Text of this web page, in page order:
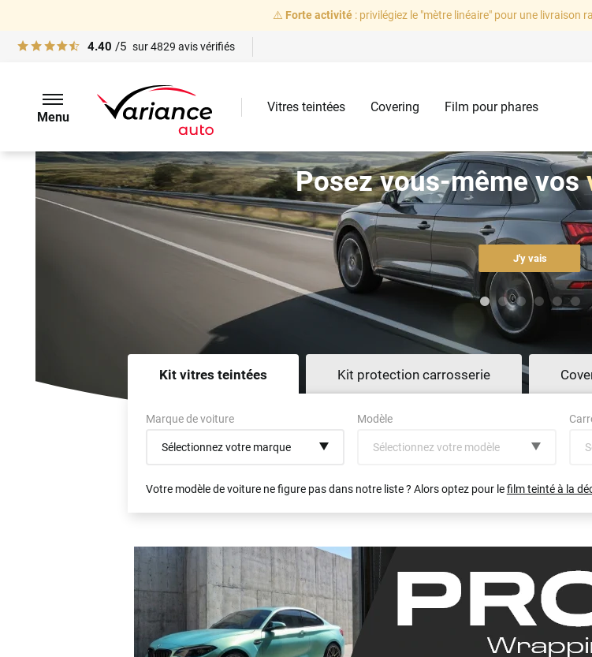
⚠️ Forte activité: privilégiez le "mètre linéaire" pour une livraison
4.40 /5 sur4829 avis vérifiés
Menu
Vitres teintées Covering Film pour phares
Posez vous-même vos
J'y vais
Kit vitres teintées Kit protection carrosserie
Marque de voiture
Sélectionnez votre marque
Bmw
Citroën
Dacia
Fiat
Modèle
Sélectionnez votre modèle
Votre modèle de voiture ne figure pas dans notre liste ? Alors optez pour lefilm teinté à la